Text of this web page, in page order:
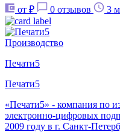
от ₽ 0 отзывов 3
Производство
Печати5
Печати5
«Печати5» - компания по
электронно-цифровых
2009 году в г. Санкт-